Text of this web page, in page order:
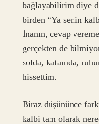
bağlayabilirim diye
birden “Ya senin
İnanın, cevap
gerçekten de
solda, kafamda,
hissettim.
Biraz düşününce
kalbi tam olarak